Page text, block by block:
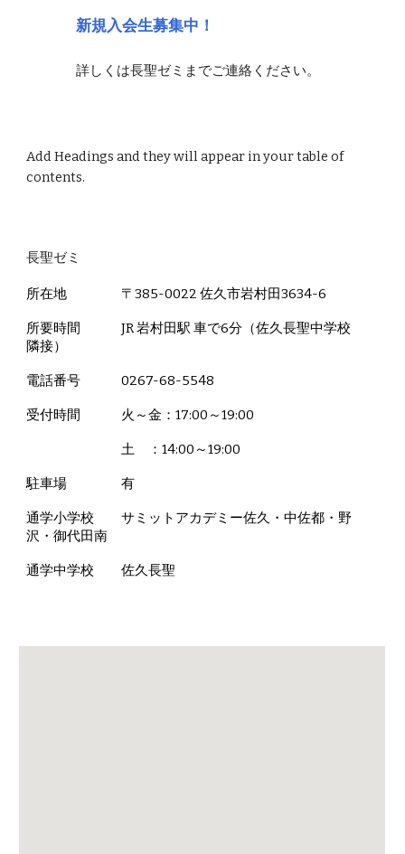
新規入会生募集中！
詳しくは長聖ゼミまでご連絡ください。
Add Headings and they will appear in your table of
contents.
長聖ゼミ
所在地 〒385-0022 佐久市岩村田3634-6
所要時間 JR 岩村田駅 車で6分（佐久長聖中学校
隣接）
電話番号 0267-68-5548
受付時間 火～金：17:00～19:00
土 ：14:00～19:00
駐車場 有
通学小学校 サミットアカデミー佐久・中佐都・野
沢・御代田南
通学中学校 佐久長聖